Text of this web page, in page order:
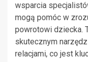
wsparcia
mogą pomóc w
powrotowi dziecka.
skutecznym
relacjami, co jest